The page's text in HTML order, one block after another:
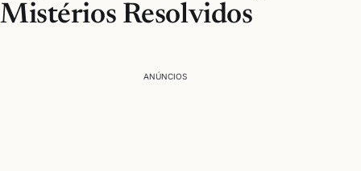
Mistérios Resolvidos
ANÚNCIOS